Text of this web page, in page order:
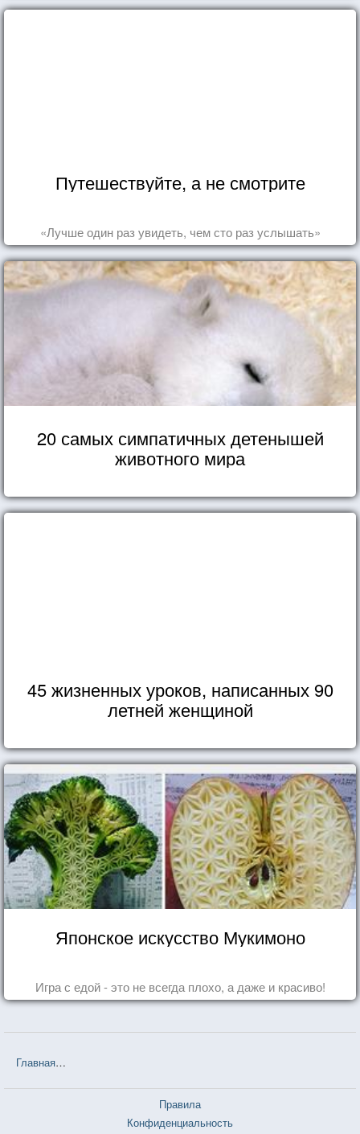
Путешествуйте, а не смотрите
«Лучше один раз увидеть, чем сто раз услышать»
20 самых симпатичных детенышей
животного мира
45 жизненных уроков, написанных 90
летней женщиной
Японское искусство Мукимоно
Игра с едой - это не всегда плохо, а даже и красиво!
Главная
Правила
Конфиденциальность